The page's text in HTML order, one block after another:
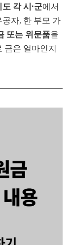
각 시·군에서
자, 한 부모 가
또는 위문품을
금은 얼마인지